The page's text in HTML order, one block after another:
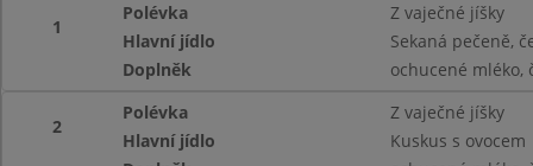
1
Polévka
Z vaječné jíšky
Hlavní jídlo
Sekaná pečeně,
Doplněk
ochucené mléko,
2
Polévka
Z vaječné jíšky
Hlavní jídlo
Kuskus s ovocem